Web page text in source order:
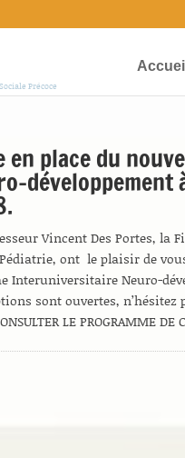
Précoce
Accueil
en place du
Vincent Des Portes, la
ont le plaisir de
Interuniversitaire Neuro-
sont ouvertes, n’hésitez
LE PROGRAMME DE